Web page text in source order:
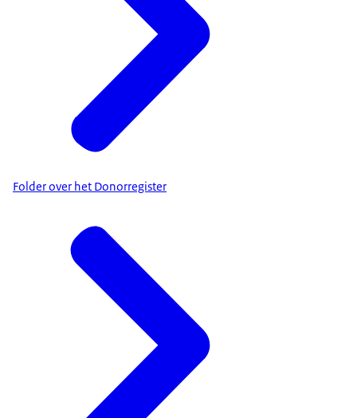
Folder over het Donorregister